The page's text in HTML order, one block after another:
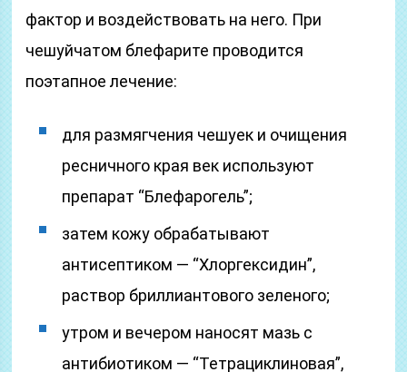
фактор и воздействовать на него. При
чешуйчатом блефарите проводится
поэтапное лечение:
для размягчения чешуек и очищения
ресничного края век используют
препарат “Блефарогель”;
затем кожу обрабатывают
антисептиком — “Хлоргексидин”,
раствор бриллиантового зеленого;
утром и вечером наносят мазь с
антибиотиком — “Тетрациклиновая”,